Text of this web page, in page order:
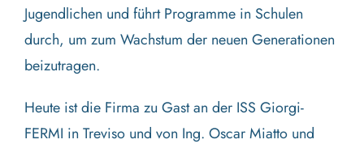
Jugendlichen und führt Programme in Schulen
durch, um zum Wachstum der neuen Generationen
beizutragen.
Heute ist die Firma zu Gast an der ISS Giorgi-
FERMI in Treviso und von Ing. Oscar Miatto und